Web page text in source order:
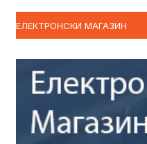
ЕЛЕКТРОНСКИ МАГАЗИН